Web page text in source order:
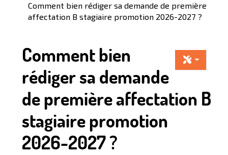
Comment bien rédiger sa demande de première
affectation B stagiaire promotion 2026-2027 ?
Comment bien
rédiger sa demande
de première affectation B
stagiaire promotion
2026-2027 ?